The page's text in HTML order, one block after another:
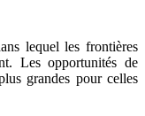
lequel les frontières
Les opportunités de
grandes pour celles